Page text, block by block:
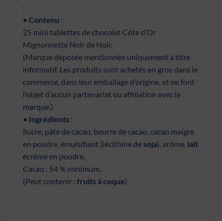
:
• Contenu :
25 mini tablettes de chocolat Côte d’Or
Mignonnette Noir de Noir.
(Marque déposée mentionnée uniquement à titre
informatif. Les produits sont achetés en gros dans le
commerce, dans leur emballage d’origine, et ne font
l’objet d’aucun partenariat ou affiliation avec la
marque.)
• Ingrédients :
Sucre, pâte de cacao, beurre de cacao, cacao maigre
en poudre, émulsifiant (lécithine desoja), arôme, lait
écrémé en poudre.
Cacao : 54 % minimum.
(Peut contenir : fruits à coque)